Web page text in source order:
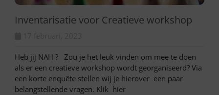
Inventarisatie voor Creatieve workshop
Heb jij NAH ? Zou je het leuk vinden om mee te doen
als er een creatieve workshop wordt georganiseerd? Via
een korte enquête stellen wij je hierover een paar
belangstellende vragen. Klik hier